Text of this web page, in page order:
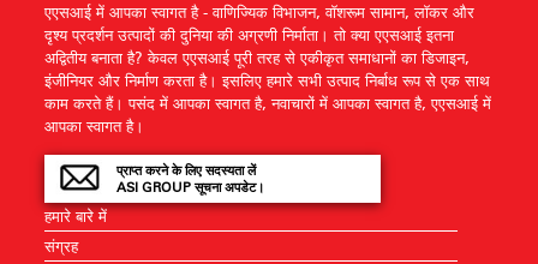
एएसआई में आपका स्वागत है - वाणिज्यिक विभाजन, वॉशरूम सामान, लॉकर और
दृश्य प्रदर्शन उत्पादों की दुनिया की अग्रणी निर्माता। तो क्या एएसआई इतना
अद्वितीय बनाता है? केवल एएसआई पूरी तरह से एकीकृत समाधानों का डिजाइन,
इंजीनियर और निर्माण करता है। इसलिए हमारे सभी उत्पाद निर्बाध रूप से एक साथ
काम करते हैं। पसंद में आपका स्वागत है, नवाचारों में आपका स्वागत है, एएसआई में
आपका स्वागत है।
प्राप्त करने के लिए सदस्यता लें
ASI GROUP सूचना अपडेट।
हमारे बारे में
संग्रह